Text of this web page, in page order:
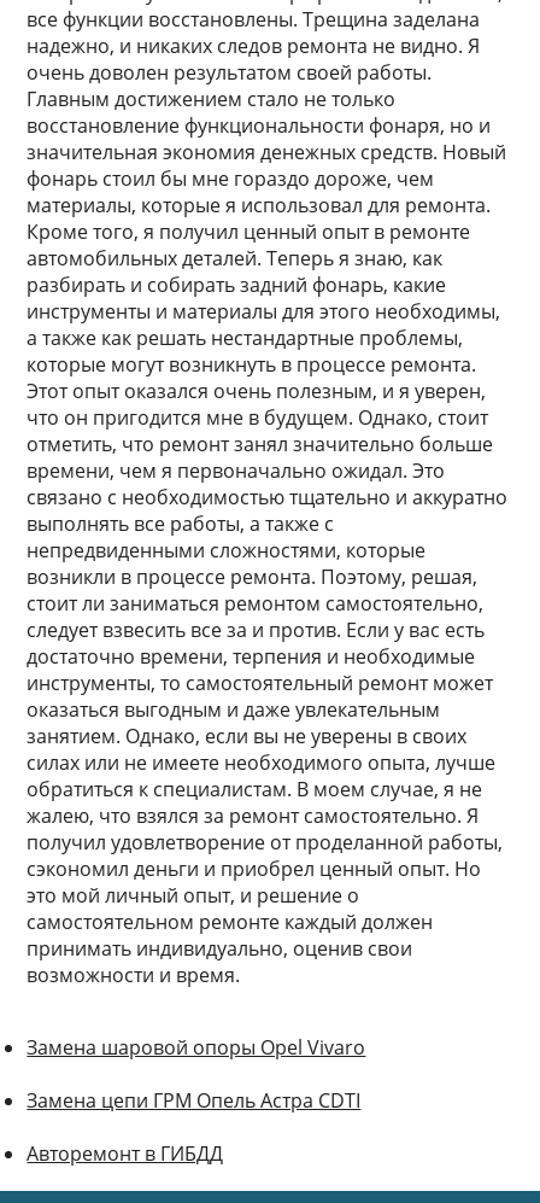
все функции восстановлены. Трещина заделана
надежно, и никаких следов ремонта не видно. Я
очень доволен результатом своей работы.
Главным достижением стало не только
восстановление функциональности фонаря, но и
значительная экономия денежных средств. Новый
фонарь стоил бы мне гораздо дороже, чем
материалы, которые я использовал для ремонта.
Кроме того, я получил ценный опыт в ремонте
автомобильных деталей. Теперь я знаю, как
разбирать и собирать задний фонарь, какие
инструменты и материалы для этого необходимы,
а также как решать нестандартные проблемы,
которые могут возникнуть в процессе ремонта.
Этот опыт оказался очень полезным, и я уверен,
что он пригодится мне в будущем. Однако, стоит
отметить, что ремонт занял значительно больше
времени, чем я первоначально ожидал. Это
связано с необходимостью тщательно и аккуратно
выполнять все работы, а также с
непредвиденными сложностями, которые
возникли в процессе ремонта. Поэтому, решая,
стоит ли заниматься ремонтом самостоятельно,
следует взвесить все за и против. Если у вас есть
достаточно времени, терпения и необходимые
инструменты, то самостоятельный ремонт может
оказаться выгодным и даже увлекательным
занятием. Однако, если вы не уверены в своих
силах или не имеете необходимого опыта, лучше
обратиться к специалистам. В моем случае, я не
жалею, что взялся за ремонт самостоятельно. Я
получил удовлетворение от проделанной работы,
сэкономил деньги и приобрел ценный опыт. Но
это мой личный опыт, и решение о
самостоятельном ремонте каждый должен
принимать индивидуально, оценив свои
возможности и время.
Замена шаровой опоры Opel Vivaro
Замена цепи ГРМ Опель Астра CDTI
Авторемонт в ГИБДД